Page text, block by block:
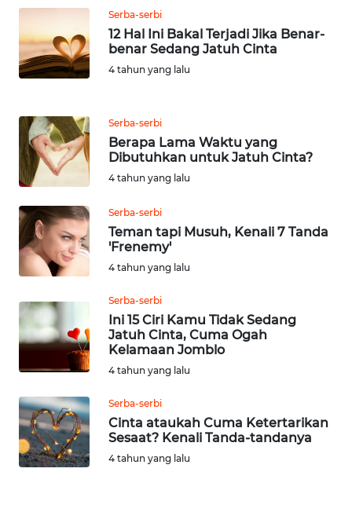
Serba-serbi
12 Hal Ini Bakal Terjadi Jika Benar-
benar Sedang Jatuh Cinta
4 tahun yang lalu
Serba-serbi
Berapa Lama Waktu yang
Dibutuhkan untuk Jatuh Cinta?
4 tahun yang lalu
Serba-serbi
Teman tapi Musuh, Kenali 7 Tanda
'Frenemy'
4 tahun yang lalu
Serba-serbi
Ini 15 Ciri Kamu Tidak Sedang
Jatuh Cinta, Cuma Ogah
Kelamaan Jomblo
4 tahun yang lalu
Serba-serbi
Cinta ataukah Cuma Ketertarikan
Sesaat? Kenali Tanda-tandanya
4 tahun yang lalu
WN
WN
SIMALUNGUN
WN
LABUHANBATU
TENGAH
WN DELI
SERDANG
WN
TEBING
TINGGI
PAKPAK
WN
KARAWANG